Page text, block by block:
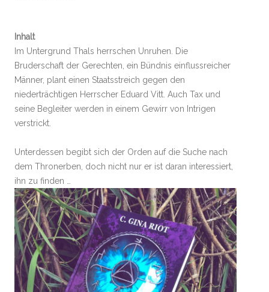
Inhalt
Im Untergrund Thals herrschen Unruhen. Die
Bruderschaft der Gerechten, ein Bündnis einflussreicher
Männer, plant einen Staatsstreich gegen den
niederträchtigen Herrscher Eduard Vitt. Auch Tax und
seine Begleiter werden in einem Gewirr von Intrigen
verstrickt.
Unterdessen begibt sich der Orden auf die Suche nach
dem Thronerben, doch nicht nur er ist daran interessiert,
ihn zu finden …